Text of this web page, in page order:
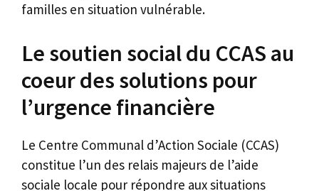
familles en situation vulnérable.
Le soutien social du CCAS au
coeur des solutions pour
l’urgence financière
Le Centre Communal d’Action Sociale (CCAS)
constitue l’un des relais majeurs de l’aide
sociale locale pour répondre aux situations